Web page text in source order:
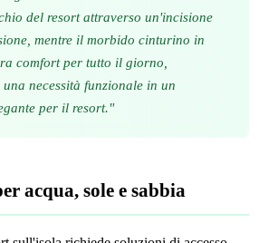
del resort attraverso un'incisione
mentre il morbido cinturino in
comfort per tutto il giorno,
necessità funzionale in un
per il resort."
acqua, sole e sabbia